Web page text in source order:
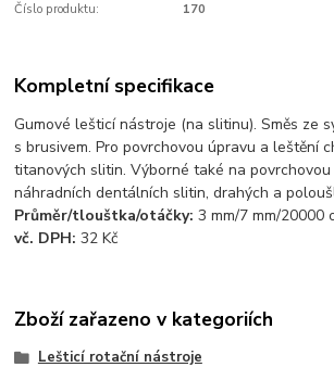
Číslo produktu: 170
Kompletní specifikace
Gumové lešticí nástroje (na slitinu). Směs ze
s brusivem. Pro povrchovou úpravu a leštění
titanových slitin. Výborné také na
náhradních dentálních slitin, drahých a
Průměr/tlouštka/otáčky:3 mm/7 mm/20000
vč. DPH: 32 Kč
Zboží zařazeno v kategoriích
Lešticí rotační nástroje